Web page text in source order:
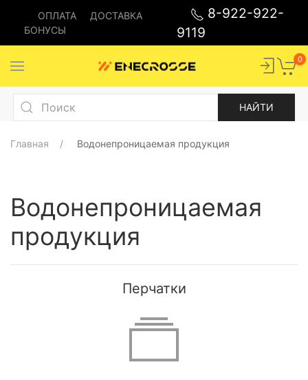
ОПЛАТА
ДОСТАВКА
БОНУСЫ
8-922-922-
9119
0
Главная Водонепроницаемая продукция
Водонепроницаемая
продукция
Перчатки